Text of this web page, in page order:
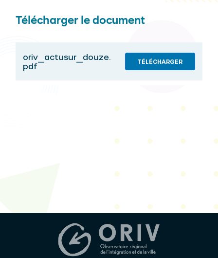
Télécharger le document
oriv_actusur_douze.
pdf
TÉLÉCHARGER